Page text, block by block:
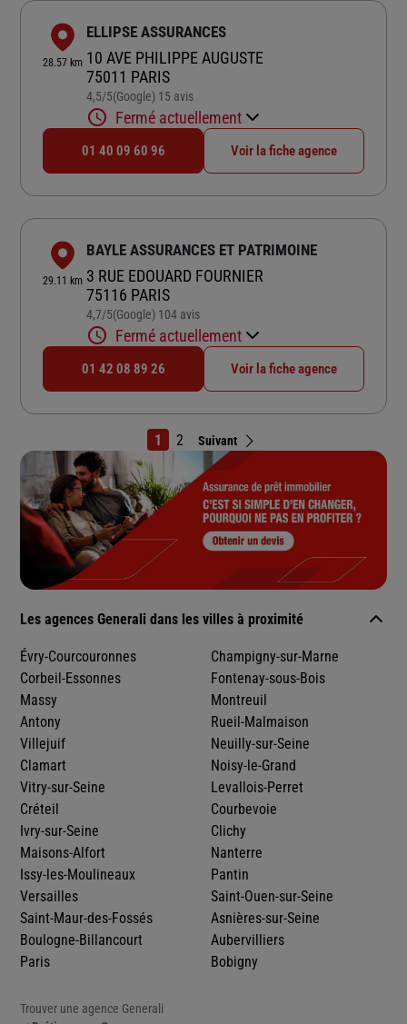
28.57 km
ELLIPSE ASSURANCES
10 AVE PHILIPPE AUGUSTE
75011 PARIS
4,5/5Note de 4.5 sur 5
(Google) 15 avis
Fermé actuellement
01 40 09 60 96 Voir la fiche agence
29.11 km
BAYLE ASSURANCES ET PATRIMOINE
3 RUE EDOUARD FOURNIER
75116 PARIS
4,7/5Note de 4.7 sur 5
(Google) 104 avis
Fermé actuellement
01 42 08 89 26 Voir la fiche agence
1 2 Suivant
Les agences Generali dans les villes à proximité
Évry-Courcouronnes
Corbeil-Essonnes
Massy
Antony
Villejuif
Clamart
Vitry-sur-Seine
Créteil
Ivry-sur-Seine
Maisons-Alfort
Issy-les-Moulineaux
Versailles
Saint-Maur-des-Fossés
Boulogne-Billancourt
Paris
Champigny-sur-Marne
Fontenay-sous-Bois
Montreuil
Rueil-Malmaison
Neuilly-sur-Seine
Noisy-le-Grand
Levallois-Perret
Courbevoie
Clichy
Nanterre
Pantin
Saint-Ouen-sur-Seine
Asnières-sur-Seine
Aubervilliers
Bobigny
Trouver une agence Generali